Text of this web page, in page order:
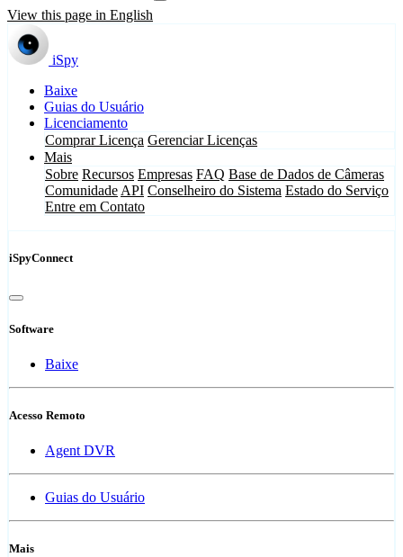
View this page in English
iSpy
Baixe
Guias do Usuário
Licenciamento
Comprar Licença Gerenciar Licenças
Mais
Sobre Recursos Empresas FAQ Base de Dados de Câmeras
Comunidade API Conselheiro do Sistema Estado do Serviço
Entre em Contato
iSpyConnect
Software
Baixe
Acesso Remoto
Agent DVR
Guias do Usuário
Mais